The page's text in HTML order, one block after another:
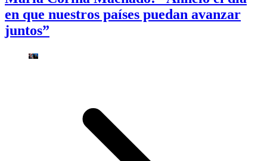
en que nuestros países puedan avanzar
juntos”